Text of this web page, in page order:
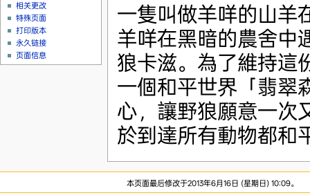
一隻叫做羊咩的山羊
羊咩在黑暗的農舍中
狼卡滋。為了維持這
一個和平世界「翡翠
心，讓野狼願意一次
於到達所有動物都和
相关更改
特殊页面
打印版本
永久链接
页面信息
本页面最后修改于2013年6月16日 (星期日) 10:09。